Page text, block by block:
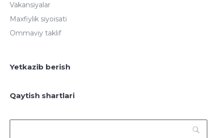
Vakansiyalar
Maxfiylik siyoisati
Ommaviy taklif
Yetkazib berish
Qaytish shartlari